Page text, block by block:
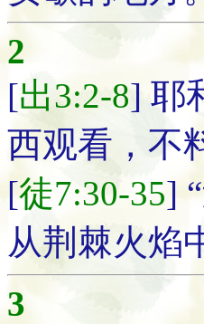
2
[出3:2-8] 耶
西观看，不
[徒7:30-35]
从荆棘火焰
3